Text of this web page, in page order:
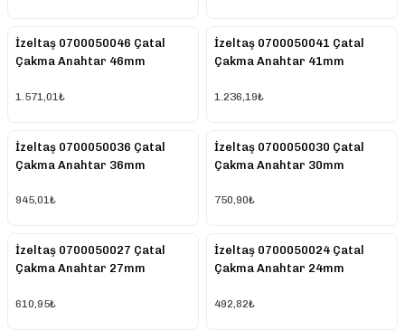
İzeltaş 0700050046 Çatal
Çakma Anahtar 46mm
1.571,01₺
İzeltaş 0700050041 Çatal
Çakma Anahtar 41mm
1.236,19₺
İzeltaş 0700050036 Çatal
Çakma Anahtar 36mm
945,01₺
İzeltaş 0700050030 Çatal
Çakma Anahtar 30mm
750,90₺
İzeltaş 0700050027 Çatal
Çakma Anahtar 27mm
610,95₺
İzeltaş 0700050024 Çatal
Çakma Anahtar 24mm
492,82₺